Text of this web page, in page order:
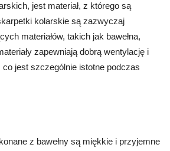
jest materiał, z którego są
kolarskie są zazwyczaj
materiałów, takich jak bawełna,
zapewniają dobrą wentylację i
jest szczególnie istotne podczas
z bawełny są miękkie i przyjemne